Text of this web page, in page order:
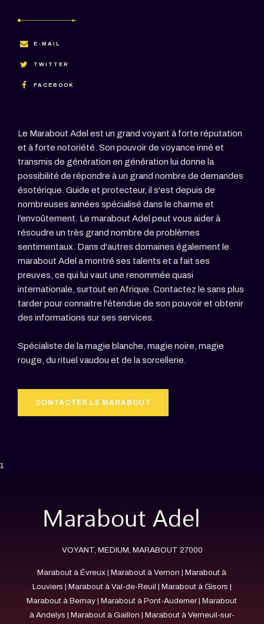
E-MAIL
TWITTER
FACEBOOK
Le Marabout Adel est un grand voyant à forte réputation
et à forte notoriété. Son pouvoir de voyance inné et
transmis de génération en génération lui donne la
possibilité de répondre à un grand nombre de demandes
ésotérique. Guide et protecteur, il s'est depuis de
nombreuses années spécialisé dans le charme et
l’envoûtement. Le marabout Adel peut vous aider à
résoudre un très grand nombre de problèmes
sentimentaux. Dans d'autres domaines également le
marabout Adel a montré ses talents et a fait ses
preuves, ce qui lui vaut une renommée quasi
internationale, surtout en Afrique. Contactez le sans plus
tarder pour connaitre l'étendue de son pouvoir et obtenir
des informations sur ses services.
Spécialiste de la magie blanche, magie noire, magie
rouge, du rituel vaudou et de la sorcellerie.
CONTACTER LE MARABOUT
1
VOYANT, MEDIUM, MARABOUT 27000
Marabout à Évreux |Marabout à Vernon |Marabout à
Louviers | Marabout à Val-de-Reuil | Marabout à Gisors |
Marabout à Bernay |Marabout à Pont-Audemer|Marabout
à Andelys | Marabout à Gaillon | Marabout à Verneuil-sur-